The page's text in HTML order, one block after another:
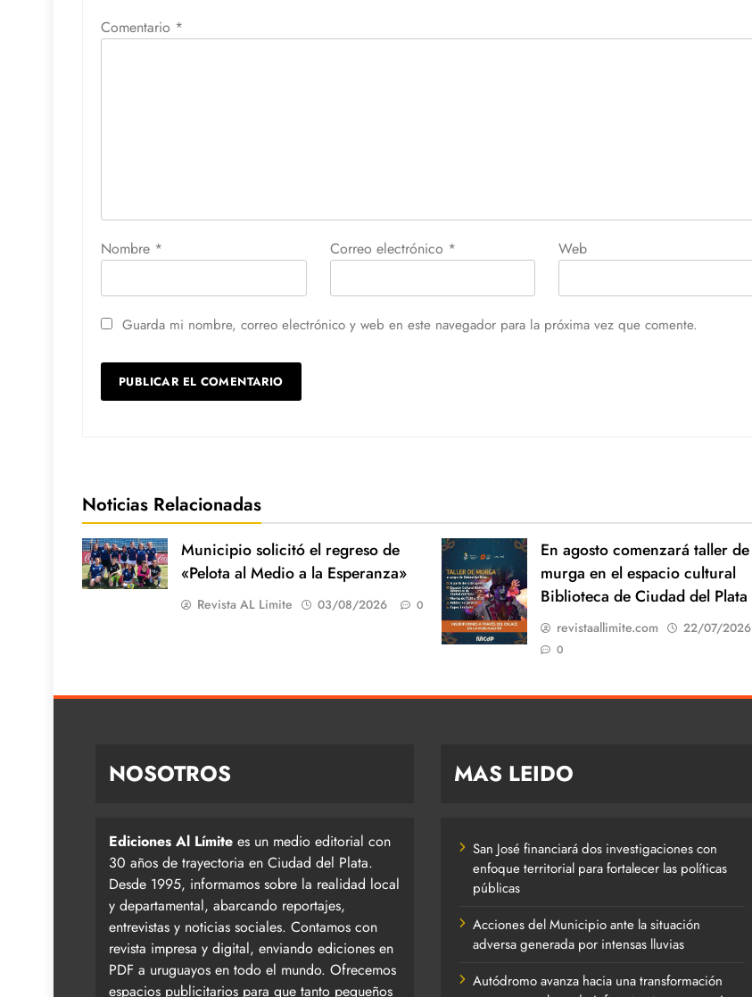
Comentario *
Nombre * Correo electrónico * Web
Guarda mi nombre, correo electrónico y web en este navegador para la próxima vez que comente.
Noticias Relacionadas
Municipio solicitó el regreso de
«Pelota al Medio a la Esperanza»
Revista AL Limite 03/08/2026 0
En agosto comenzará taller de
murga en el espacio cultural
Biblioteca de Ciudad del Plata
revistaallimite.com 22/07/2026
0
NOSOTROS
Ediciones Al Límite es un medio editorial con
30 años de trayectoria en Ciudad del Plata.
Desde 1995, informamos sobre la realidad local
y departamental, abarcando reportajes,
entrevistas y noticias sociales. Contamos con
revista impresa y digital, enviando ediciones en
PDF a uruguayos en todo el mundo. Ofrecemos
espacios publicitarios para que tanto pequeños
MAS LEIDO
San José financiará dos investigaciones con
enfoque territorial para fortalecer las políticas
públicas
Acciones del Municipio ante la situación
adversa generada por intensas lluvias
Autódromo avanza hacia una transformación